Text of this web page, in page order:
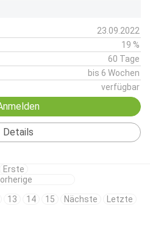
23.09.2022
19 %
60 Tage
bis 6 Wochen
verfügbar
Details
Erste
13 14 15 Nächste Letzte